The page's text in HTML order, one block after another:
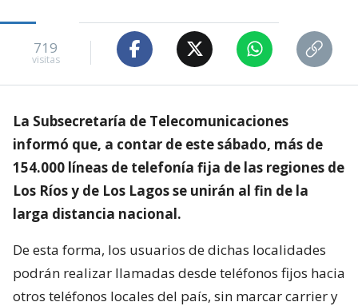
719
visitas
La Subsecretaría de Telecomunicaciones
informó que, a contar de este sábado, más de
154.000 líneas de telefonía fija de las regiones de
Los Ríos y de Los Lagos se unirán al fin de la
larga distancia nacional.
De esta forma, los usuarios de dichas localidades
podrán realizar llamadas desde teléfonos fijos hacia
otros teléfonos locales del país, sin marcar carrier y